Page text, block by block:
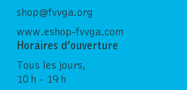
shop@fvvga.org
www.eshop-fvvga.com
Horaires d’ouverture
Tous les jours,
10 h - 19 h